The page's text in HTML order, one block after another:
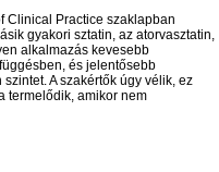
Clinical Practice szaklapban
gyakori sztatin, az atorvasztatin,
alkalmazás kevesebb
és jelentősebb
A szakértők úgy vélik, ez
termelődik, amikor nem